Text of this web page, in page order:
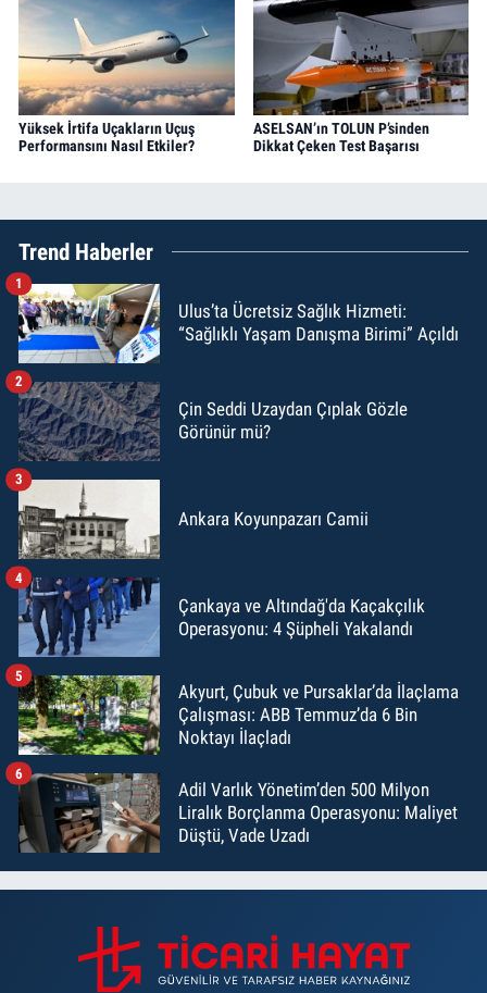
Yüksek İrtifa Uçakların Uçuş
Performansını Nasıl Etkiler?
ASELSAN’ın TOLUN P’sinden
Dikkat Çeken Test Başarısı
Trend Haberler
Ulus’ta Ücretsiz Sağlık Hizmeti:
“Sağlıklı Yaşam Danışma Birimi” Açıldı
1
Çin Seddi Uzaydan Çıplak Gözle
Görünür mü?
2
Ankara Koyunpazarı Camii
3
Çankaya ve Altındağ'da Kaçakçılık
Operasyonu: 4 Şüpheli Yakalandı
4
Akyurt, Çubuk ve Pursaklar’da İlaçlama
Çalışması: ABB Temmuz’da 6 Bin
Noktayı İlaçladı
5
Adil Varlık Yönetim’den 500 Milyon
Liralık Borçlanma Operasyonu: Maliyet
Düştü, Vade Uzadı
6